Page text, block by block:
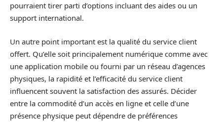
pourraient tirer parti d’options incluant des aides ou un
support international.
Un autre point important est la qualité du service client
offert. Qu’elle soit principalement numérique comme avec
une application mobile ou fourni par un réseau d’agences
physiques, la rapidité et l’efficacité du service client
influencent souvent la satisfaction des assurés. Décider
entre la commodité d’un accès en ligne et celle d’une
présence physique peut dépendre de préférences